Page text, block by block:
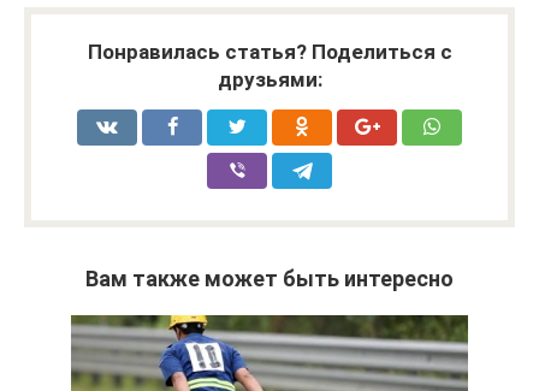
Понравилась статья? Поделиться с
друзьями:
Вам также может быть интересно